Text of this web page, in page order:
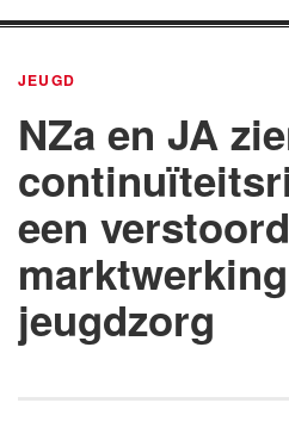
JEUGD
NZa en JA
een
jeugdzorg